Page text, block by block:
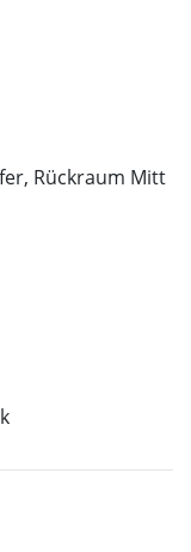
Rückraum Mitt